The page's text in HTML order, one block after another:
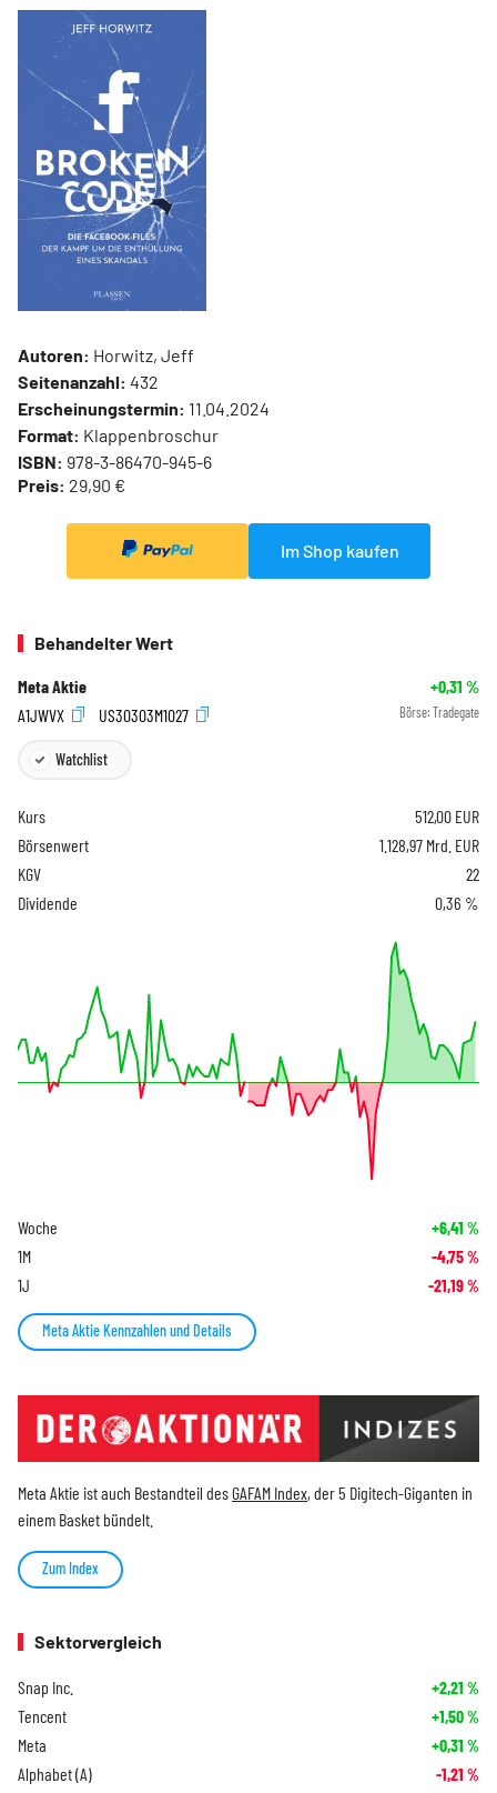
Autoren: Horwitz, Jeff
Seitenanzahl: 432
Erscheinungstermin: 11.04.2024
Format: Klappenbroschur
ISBN: 978-3-86470-945-6
Preis: 29,90 €
Im Shop kaufen
Behandelter Wert
Meta Aktie +0,31 %
A1JWVX
US30303M1027 Börse: Tradegate
Watchlist
Kurs 512,00 EUR
Börsenwert
1.128,97 Mrd. EUR
KGV
22
Dividende
0,36 %
Woche +6,41 %
1M -4,75%
1J -21,19%
Meta Aktie Kennzahlen und Details
Meta Aktie ist auch Bestandteil desGAFAM Index, der 5 Digitech-Giganten in
einem Basket bündelt.
Zum Index
Sektorvergleich
Snap Inc. +2,21 %
Tencent +1,50%
Meta +0,31 %
Alphabet (A) -1,21 %